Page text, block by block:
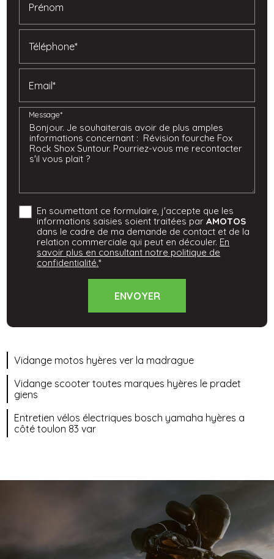
Prénom
Téléphone*
Email*
Message*
En soumettant ce formulaire, j'accepte que les
informations saisies soient traitées parAMOTOS
dans le cadre de ma demande de contact et de la
relation commerciale qui peut en découler. En
savoir plus en consultant notre politique de
confidentialité.*
Vidange motos hyères ver la madrague
Vidange scooter toutes marques hyères le pradet
giens
Entretien vélos électriques bosch yamaha hyères a
côté toulon 83 var